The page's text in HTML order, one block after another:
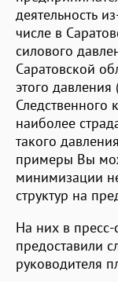
деятельность
числе в
силового
Саратовской
этого давления
Следственного
наиболее
такого
примеры Вы
минимизации
структур на
На них в
предоставили
руководителя